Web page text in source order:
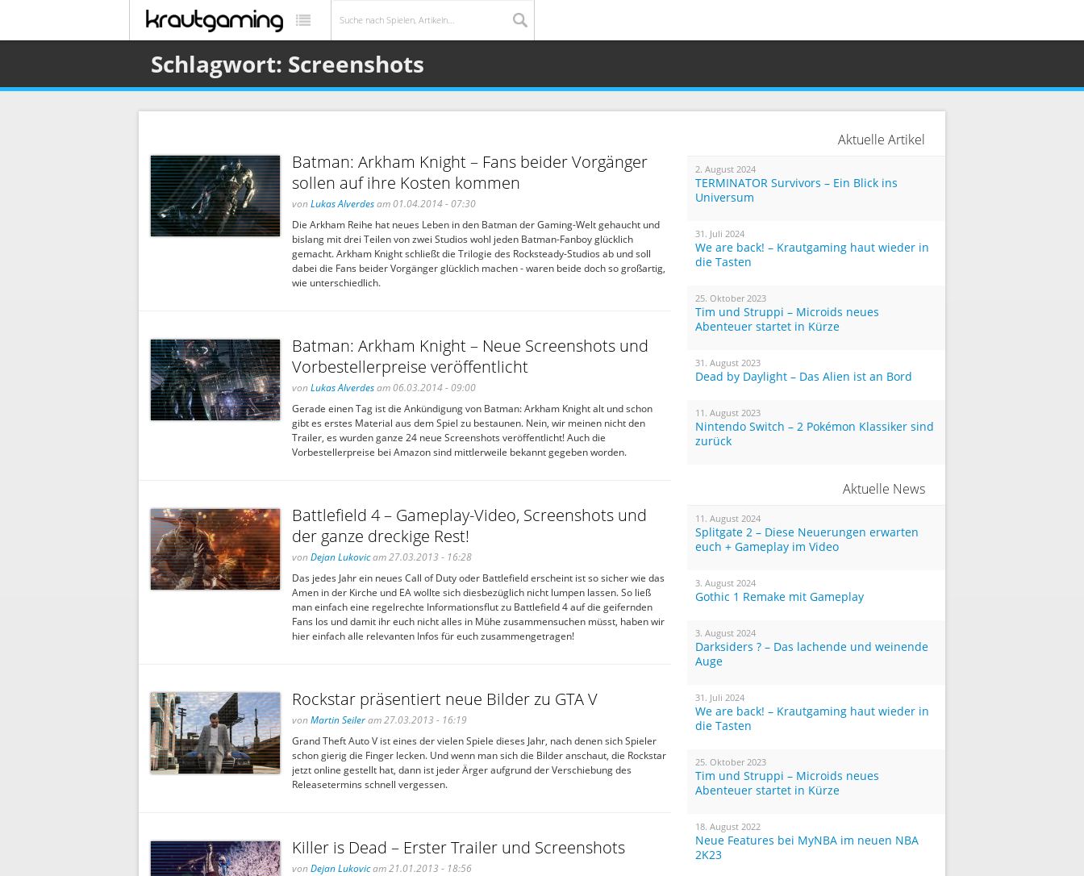
Schlagwort: Screenshots
Batman: Arkham Knight – Fans beider Vorgänger
sollen auf ihre Kosten kommen
von Lukas Alverdesam 01.04.2014 - 07:30
Die Arkham Reihe hat neues Leben in den Batman der Gaming-Welt gehaucht und
bislang mit drei Teilen von zwei Studios wohl jeden Batman-Fanboy glücklich
gemacht. Arkham Knight schließt die Trilogie des Rocksteady-Studios ab und soll
dabei die Fans beider Vorgänger glücklich machen - waren beide doch so großartig,
wie unterschiedlich.
Batman: Arkham Knight – Neue Screenshots und
Vorbestellerpreise veröffentlicht
von Lukas Alverdesam 06.03.2014 - 09:00
Gerade einen Tag ist die Ankündigung von Batman: Arkham Knight alt und schon
gibt es erstes Material aus dem Spiel zu bestaunen. Nein, wir meinen nicht den
Trailer, es wurden ganze 24 neue Screenshots veröffentlicht! Auch die
Vorbestellerpreise bei Amazon sind mittlerweile bekannt gegeben worden.
Battlefield 4 – Gameplay-Video, Screenshots und
der ganze dreckige Rest!
von Dejan Lukovicam 27.03.2013 - 16:28
Das jedes Jahr ein neues Call of Duty oder Battlefield erscheint ist so sicher wie das
Amen in der Kirche und EA wollte sich diesbezüglich nicht lumpen lassen. So ließ
man einfach eine regelrechte Informationsflut zu Battlefield 4 auf die geifernden
Fans los und damit ihr euch nicht alles in Mühe zusammensuchen müsst, haben wir
hier einfach alle relevanten Infos für euch zusammengetragen!
Rockstar präsentiert neue Bilder zu GTA V
von Martin Seileram 27.03.2013 - 16:19
Grand Theft Auto V ist eines der vielen Spiele dieses Jahr, nach denen sich Spieler
schon gierig die Finger lecken. Und wenn man sich die Bilder anschaut, die Rockstar
jetzt online gestellt hat, dann ist jeder Ärger aufgrund der Verschiebung des
Releasetermins schnell vergessen.
Killer is Dead – Erster Trailer und Screenshots
von Dejan Lukovicam 21.01.2013 - 18:56
Aktuelle Artikel
2. August 2024
TERMINATOR Survivors – Ein Blick ins
Universum
31. Juli 2024
We are back! – Krautgaming haut wieder in
die Tasten
25. Oktober 2023
Tim und Struppi – Microids neues
Abenteuer startet in Kürze
31. August 2023
Dead by Daylight – Das Alien ist an Bord
11. August 2023
Nintendo Switch – 2 Pokémon Klassiker sind
zurück
Aktuelle News
11. August 2024
Splitgate 2 – Diese Neuerungen erwarten
euch + Gameplay im Video
3. August 2024
Gothic 1 Remake mit Gameplay
3. August 2024
Darksiders ? – Das lachende und weinende
Auge
31. Juli 2024
We are back! – Krautgaming haut wieder in
die Tasten
25. Oktober 2023
Tim und Struppi – Microids neues
Abenteuer startet in Kürze
18. August 2022
Neue Features bei MyNBA im neuen NBA
2K23